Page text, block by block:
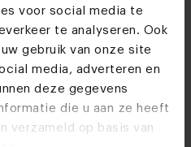
voor social media te
te analyseren. Ook
gebruik van onze site
media, adverteren en
deze gegevens
die u aan ze heeft
verzameld op basis van
je altijd terecht voor
of om je favo
je graag bij het